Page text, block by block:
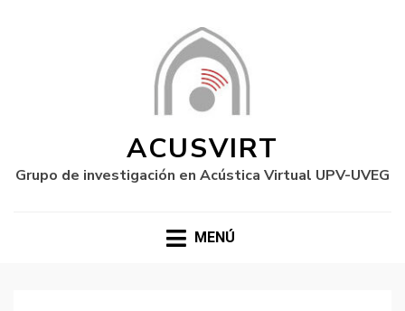
ACUSVIRT
Grupo de investigación en Acústica Virtual UPV-UVEG
MENÚ